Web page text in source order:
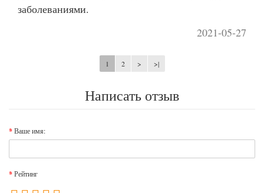
заболеваниями.
2021-05-27
1 2 > >|
Написать отзыв
Ваше имя:
Рейтинг